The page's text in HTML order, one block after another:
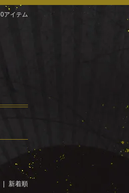
0アイテム
| 新着順